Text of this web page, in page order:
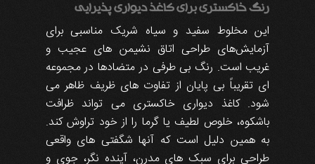
رنگ خاکستری برای کاغذ دیواری پذیرایی
این مخلوط سفید و سیاه شریک مناسبی برای
آزمایش‌های طراحی اتاق نشیمن های عجیب و
غریب است. رنگ بی طرفی در متضادها در مجموعه
ای تقریباً بی پایان از تفاوت های ظریف ظاهر می
شود. کاغذ دیواری خاکستری می تواند ظرافت
باشکوه، خلوص لطیف یا گرما را از خود تراوش کند.
به همین دلیل است که آنها شگفتی های واقعی
طراحی برای سبک های مدرن، آینده نگر، جوی و